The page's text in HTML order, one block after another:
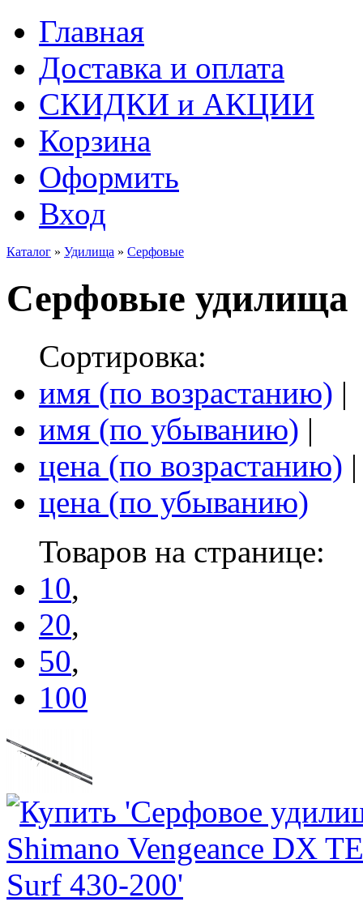
Главная
Доставка и оплата
СКИДКИ и АКЦИИ
Корзина
Оформить
Вход
Каталог » Удилища » Серфовые
Серфовые удилища
Сортировка:
имя (по возрастанию) |
имя (по убыванию) |
цена (по возрастанию) |
цена (по убыванию)
Товаров на странице:
10,
20,
50,
100